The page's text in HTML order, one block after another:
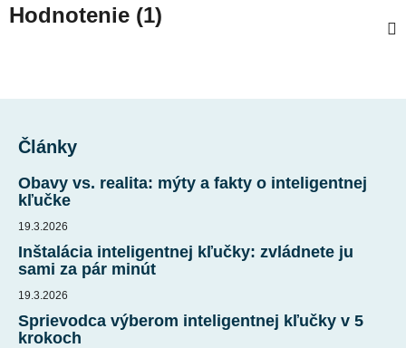
Hodnotenie (1)
Články
Obavy vs. realita: mýty a fakty o inteligentnej
kľučke
19.3.2026
Inštalácia inteligentnej kľučky: zvládnete ju
sami za pár minút
19.3.2026
Sprievodca výberom inteligentnej kľučky v 5
krokoch